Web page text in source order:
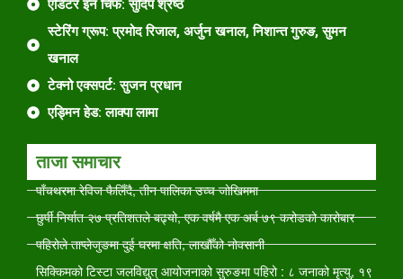
एडिटर इन चिफ: सुदिप श्रेष्ठ
स्टेरिंग ग्रूप: प्रमोद रिजाल, अर्जुन खनाल, निशान्त गुरुङ, सुमन
खनाल
टेक्नो एक्सपर्ट: सुजन प्रधान
एड्मिन हेड: लाक्पा लामा
ताजा समाचार
पाँचथरमा रेविज फैलिँदै, तीन पालिका उच्च जोखिममा
छुर्पी निर्यात २७ प्रतिशतले बढ्यो, एक वर्षमै एक अर्ब ७९ करोडको कारोबार
पहिरोले ताप्लेजुङमा दुई घरमा क्षति, लाखौँको नोक्सानी
सिक्किमको टिस्टा जलविद्युत् आयोजनाको सुरुङमा पहिरो : ८ जनाको मृत्यु, १९